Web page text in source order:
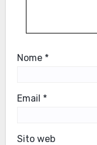
Nome *
Email *
Sito web